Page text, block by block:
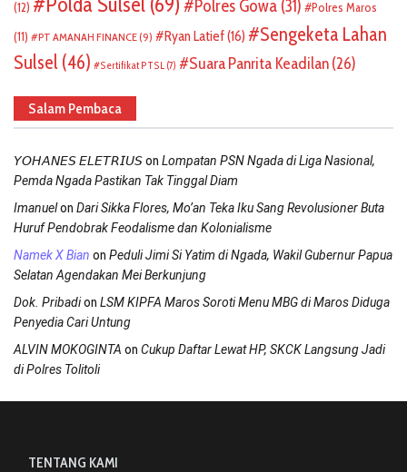
(12)
Polres Gowa (31)
Polres Maros
(11)
PT AMANAH FINANCE(9) Ryan Latief(16)
Sengeketa Lahan
Sulsel (46) Sertifikat PTSL (7) Suara Panrita Keadilan(26)
Salam Pembaca
𝘠𝘖𝘏𝘈𝘕𝘌𝘚 𝘌𝘓𝘌𝘛𝘙𝘐𝘜𝘚on Lompatan PSN Ngada di Liga Nasional,
Pemda Ngada Pastikan Tak Tinggal Diam
Imanuelon Dari Sikka Flores, Mo’an Teka Iku Sang Revolusioner Buta
Huruf Pendobrak Feodalisme dan Kolonialisme
Namek X Bian on Peduli Jimi Si Yatim di Ngada, Wakil Gubernur Papua
Selatan Agendakan Mei Berkunjung
Dok. Pribadion LSM KIPFA Maros Soroti Menu MBG di Maros Diduga
Penyedia Cari Untung
ALVIN MOKOGINTA on Cukup Daftar Lewat HP, SKCK Langsung Jadi
di Polres Tolitoli
TENTANG KAMI